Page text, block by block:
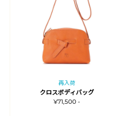
再入荷
クロスボディバッグ
¥71,500 -